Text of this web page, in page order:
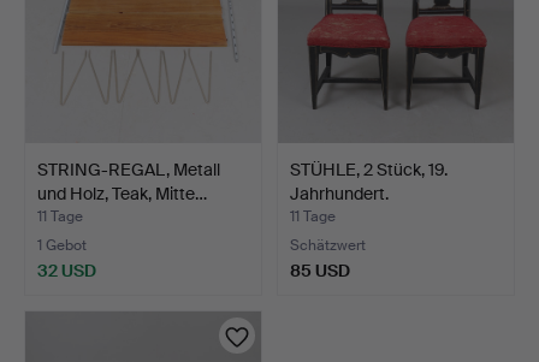
STRING-REGAL, Metall
und Holz, Teak, Mitte…
11 Tage
1 Gebot
32 USD
STÜHLE, 2 Stück, 19.
Jahrhundert.
11 Tage
Schätzwert
85 USD